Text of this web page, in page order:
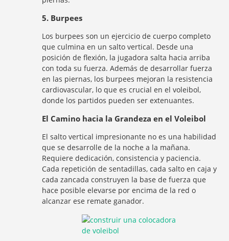
5. Burpees
Los burpees son un ejercicio de cuerpo completo
que culmina en un salto vertical. Desde una
posición de flexión, la jugadora salta hacia arriba
con toda su fuerza. Además de desarrollar fuerza
en las piernas, los burpees mejoran la resistencia
cardiovascular, lo que es crucial en el voleibol,
donde los partidos pueden ser extenuantes.
El Camino hacia la Grandeza en el Voleibol
El salto vertical impresionante no es una habilidad
que se desarrolle de la noche a la mañana.
Requiere dedicación, consistencia y paciencia.
Cada repetición de sentadillas, cada salto en caja y
cada zancada construyen la base de fuerza que
hace posible elevarse por encima de la red o
alcanzar ese remate ganador.